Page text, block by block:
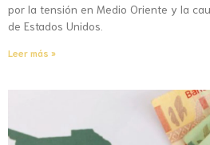
por la tensión en Medio Oriente y la
de Estados Unidos.
Leer más »